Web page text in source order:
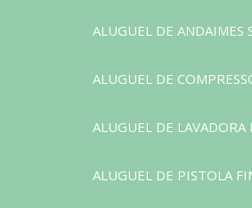
ALUGUEL DE ANDAIMES
ALUGUEL DE
ALUGUEL DE LAVADORA
ALUGUEL DE PISTOLA